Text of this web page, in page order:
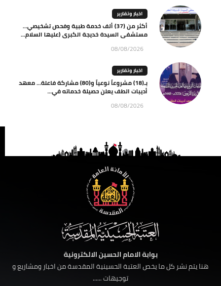
اخبار وتقارير
أكثر من (37) ألف خدمة طبية وفحص تشخيصي…
مستشفى السيدة خديجة الكبرى (عليها السلام...
08/08/2026
اخبار وتقارير
بـ(18) مشروعاً نوعياً و(80) مشاركة فاعلة… معهد
أديبات الطف يعلن حصيلة خدماته في...
08/08/2026
بوابة الامام الحسين الالكترونية
هنا يتم نشر كل ما يخص العتبة الحسينية المقدسة من اخبار ومشاريع و
توجيهات ......